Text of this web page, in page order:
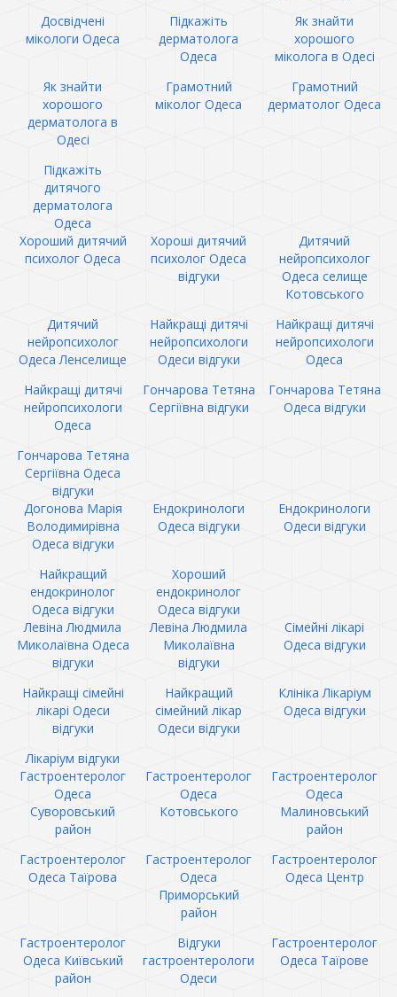
Досвідчені
мікологи Одеса
Підкажіть
дерматолога
Одеса
Як знайти
хорошого
міколога в Одесі
Як знайти
хорошого
дерматолога в
Одесі
Грамотний
міколог Одеса
Грамотний
дерматолог Одеса
Підкажіть
дитячого
дерматолога
Одеса
Хороший дитячий
психолог Одеса
Хороші дитячий
психолог Одеса
відгуки
Дитячий
нейропсихолог
Одеса селище
Котовського
Дитячий
нейропсихолог
Одеса Ленселище
Найкращі дитячі
нейропсихологи
Одеси відгуки
Найкращі дитячі
нейропсихологи
Одеса
Найкращі дитячі
нейропсихологи
Одеса
Гончарова Тетяна
Сергіївна відгуки
Гончарова Тетяна
Одеса відгуки
Гончарова Тетяна
Сергіївна Одеса
відгуки
Догонова Марія
Володимирівна
Одеса відгуки
Ендокринологи
Одеса відгуки
Ендокринологи
Одеси відгуки
Найкращий
ендокринолог
Одеса відгуки
Хороший
ендокринолог
Одеса відгуки
Левіна Людмила
Миколаївна Одеса
відгуки
Левіна Людмила
Миколаївна
відгуки
Сімейні лікарі
Одеса відгуки
Найкращі сімейні
лікарі Одеси
відгуки
Найкращий
сімейний лікар
Одеси відгуки
Клініка Лікаріум
Одеса відгуки
Лікаріум відгуки
Гастроентеролог
Одеса
Суворовський
район
Гастроентеролог
Одеса
Котовського
Гастроентеролог
Одеса
Малиновський
район
Гастроентеролог
Одеса Таїрова
Гастроентеролог
Одеса
Приморський
район
Гастроентеролог
Одеса Центр
Гастроентеролог
Одеса Київський
район
Відгуки
гастроентерологи
Одеси
Гастроентеролог
Одеса Таїрове